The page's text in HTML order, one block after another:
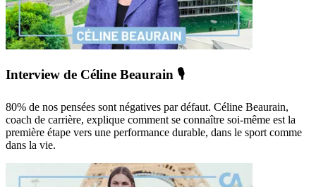
Interview de Céline Beaurain 🎙️
80% de nos pensées sont négatives par défaut. Céline Beaurain,
coach de carrière, explique comment se connaître soi-même est la
première étape vers une performance durable, dans le sport comme
dans la vie.